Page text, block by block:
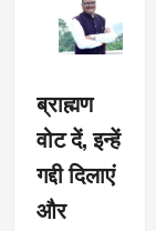
ब्राह्मण
वोट दें, इन्हें
गद्दी दिलाएं
और